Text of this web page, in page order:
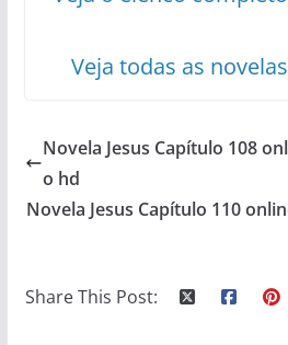
Veja todas as
Novela Jesus Capítulo 108
o hd
Novela Jesus Capítulo 110
Share This Post: